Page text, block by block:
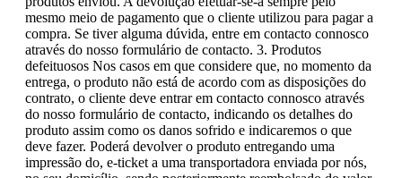
mesmo meio de pagamento que o cliente utilizou para pagar a
compra. Se tiver alguma dúvida, entre em contacto connosco
através do nosso formulário de contacto. 3. Produtos
defeituosos Nos casos em que considere que, no momento da
entrega, o produto não está de acordo com as disposições do
contrato, o cliente deve entrar em contacto connosco através
do nosso formulário de contacto, indicando os detalhes do
produto assim como os danos sofrido e indicaremos o que
deve fazer. Poderá devolver o produto entregando uma
impressão do, e-ticket a uma transportadora enviada por nós,